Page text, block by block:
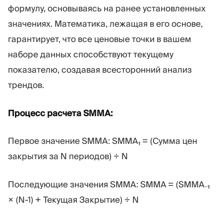
формулу, основываясь на ранее установленных
значениях. Математика, лежащая в его основе,
гарантирует, что все ценовые точки в вашем
наборе данных способствуют текущему
показателю, создавая всесторонний анализ
трендов.
Процесс расчета SMMA:
Первое значение SMMA: SMMA₁ = (Сумма цен
закрытия за N периодов) ÷ N
Последующие значения SMMA: SMMA = (SMMA₋₁
× (N-1) + Текущая Закрытие) ÷ N